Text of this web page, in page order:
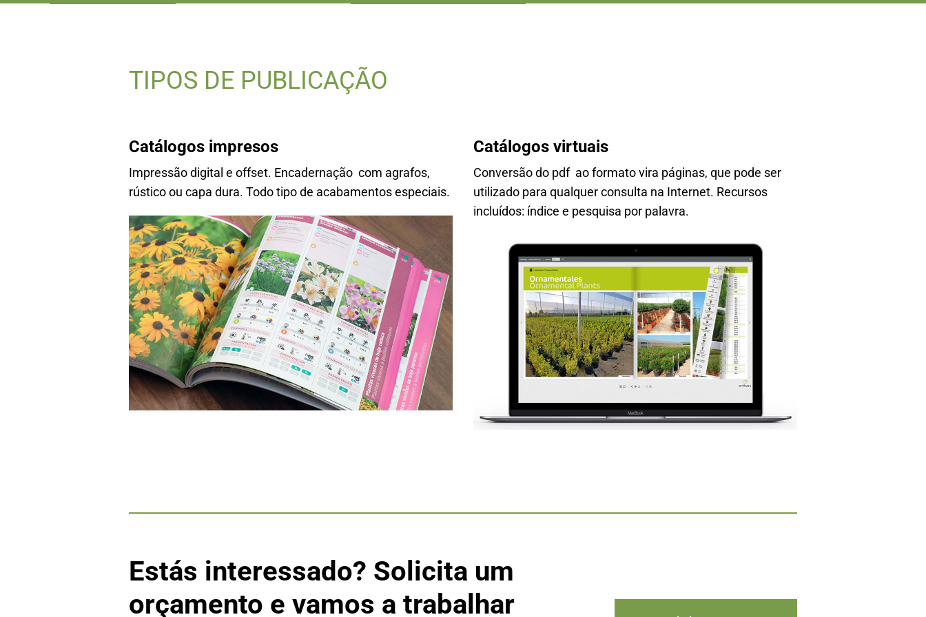
TIPOS DE PUBLICAÇÃO
Catálogos impresos
Impressão digital e offset. Encadernação com agrafos,
rústico ou capa dura. Todo tipo de acabamentos especiais.
Catálogos virtuais
Conversão do pdf ao formato vira páginas, que pode ser
utilizado para qualquer consulta na Internet. Recursos
incluídos: índice e pesquisa por palavra.
Estás interessado? Solicita um
orçamento e vamos a trabalhar